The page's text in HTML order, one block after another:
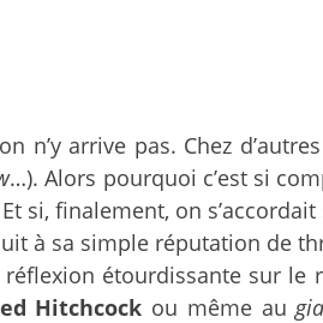
n’y arrive pas. Chez
…). Alors pourquoi c’est si
si, finalement, on
à sa simple réputation de
étourdissante sur le
Hitchcock ou même au